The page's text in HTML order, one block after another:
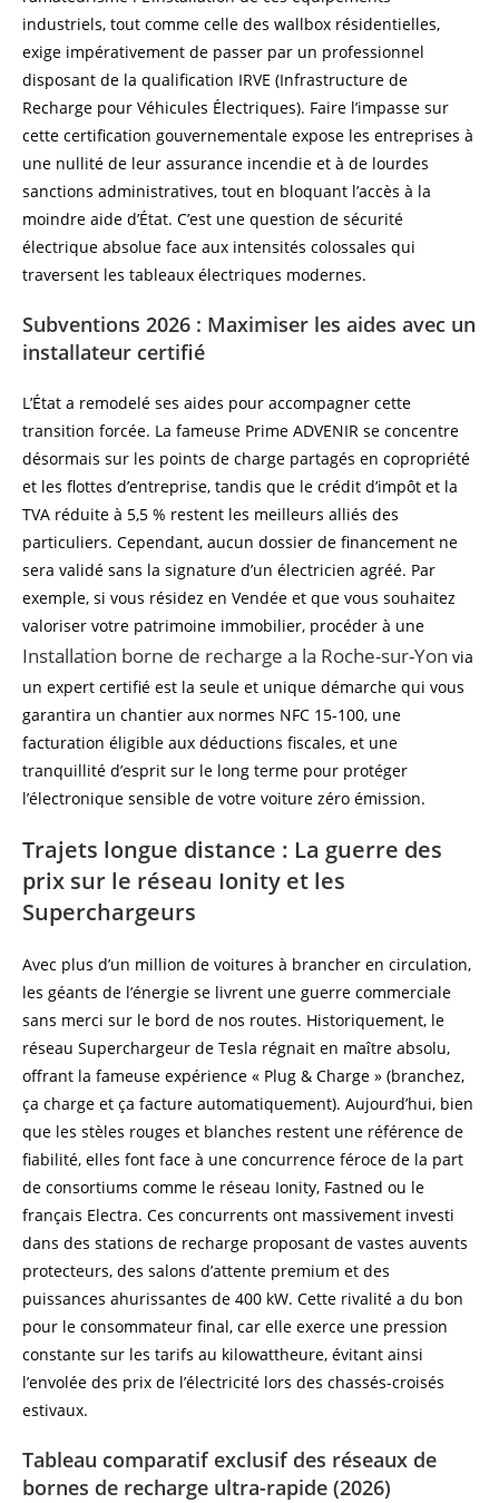
industriels, tout comme celle des wallbox résidentielles,
exige impérativement de passer par un professionnel
disposant de la qualification IRVE (Infrastructure de
Recharge pour Véhicules Électriques). Faire l’impasse sur
cette certification gouvernementale expose les entreprises à
une nullité de leur assurance incendie et à de lourdes
sanctions administratives, tout en bloquant l’accès à la
moindre aide d’État. C’est une question de sécurité
électrique absolue face aux intensités colossales qui
traversent les tableaux électriques modernes.
Subventions 2026 : Maximiser les aides avec un
installateur certifié
L’État a remodelé ses aides pour accompagner cette
transition forcée. La fameuse Prime ADVENIR se concentre
désormais sur les points de charge partagés en copropriété
et les flottes d’entreprise, tandis que le crédit d’impôt et la
TVA réduite à 5,5 % restent les meilleurs alliés des
particuliers. Cependant, aucun dossier de financement ne
sera validé sans la signature d’un électricien agréé. Par
exemple, si vous résidez en Vendée et que vous souhaitez
valoriser votre patrimoine immobilier, procéder à une
Installation borne de recharge a la Roche-sur-Yon via
un expert certifié est la seule et unique démarche qui vous
garantira un chantier aux normes NFC 15-100, une
facturation éligible aux déductions fiscales, et une
tranquillité d’esprit sur le long terme pour protéger
l’électronique sensible de votre voiture zéro émission.
Trajets longue distance : La guerre des
prix sur le réseau Ionity et les
Superchargeurs
Avec plus d’un million de voitures à brancher en circulation,
les géants de l’énergie se livrent une guerre commerciale
sans merci sur le bord de nos routes. Historiquement, le
réseau Superchargeur de Tesla régnait en maître absolu,
offrant la fameuse expérience « Plug & Charge » (branchez,
ça charge et ça facture automatiquement). Aujourd’hui, bien
que les stèles rouges et blanches restent une référence de
fiabilité, elles font face à une concurrence féroce de la part
de consortiums comme le réseau Ionity, Fastned ou le
français Electra. Ces concurrents ont massivement investi
dans des stations de recharge proposant de vastes auvents
protecteurs, des salons d’attente premium et des
puissances ahurissantes de 400 kW. Cette rivalité a du bon
pour le consommateur final, car elle exerce une pression
constante sur les tarifs au kilowattheure, évitant ainsi
l’envolée des prix de l’électricité lors des chassés-croisés
estivaux.
Tableau comparatif exclusif des réseaux de
bornes de recharge ultra-rapide (2026)